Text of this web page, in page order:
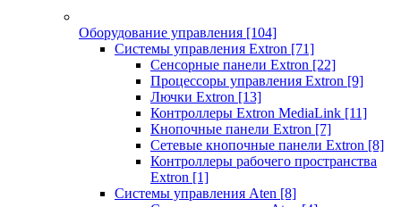
Оборудование управления [104]
Системы управления Extron [71]
Сенсорные панели Extron [22]
Процессоры управления Extron [9]
Лючки Extron [13]
Контроллеры Extron MediaLink [11]
Кнопочные панели Extron [7]
Сетевые кнопочные панели Extron [8]
Контроллеры рабочего пространства
Extron [1]
Системы управления Aten [8]